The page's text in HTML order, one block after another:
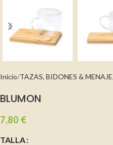
Inicio TAZAS, BIDONES & MENAJE
BLUMON
7,80 €
TALLA